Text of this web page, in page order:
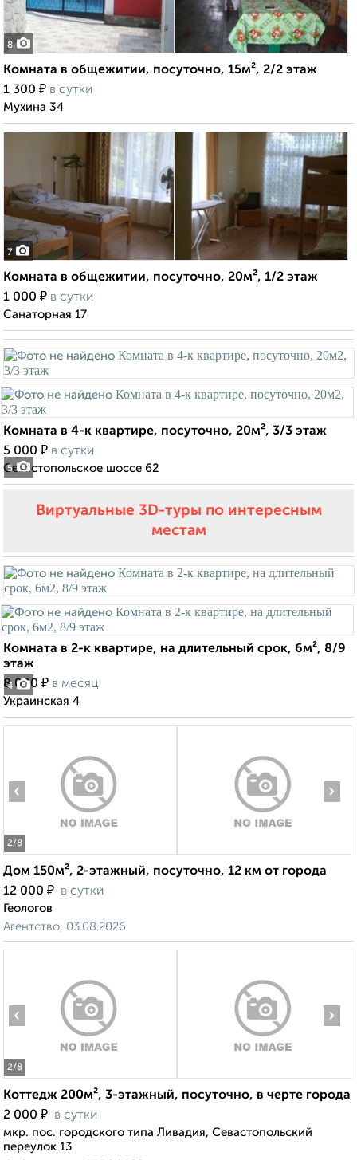
8
Комната в общежитии, посуточно, 15м², 2/2 этаж
1 300 ₽ в сутки
Мухина 34
7
Комната в общежитии, посуточно, 20м², 1/2 этаж
1 000 ₽ в сутки
Санаторная 17
5
Комната в 4-к квартире, посуточно, 20м², 3/3 этаж
5 000 ₽ в сутки
Севастопольское шоссе 62
Виртуальные 3D-туры по интересным
местам
4
Комната в 2-к квартире, на длительный срок, 6м², 8/9
этаж
8 000 ₽ в месяц
Украинская 4
2/8
‹ ›
Дом 150м², 2-этажный, посуточно, 12 км от города
12 000 ₽ в сутки
Геологов
Агентство, 03.08.2026
2/8
‹ ›
Коттедж 200м², 3-этажный, посуточно, в черте города
2 000 ₽ в сутки
мкр. пос. городского типа Ливадия, Севастопольский
переулок 13